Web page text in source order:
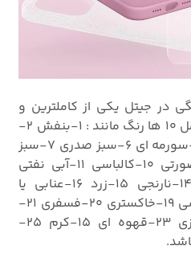
در جیتل یکی از کاملترین و
جامع ترین رنگ بندی ها شامل 10 ها رنگ مانند : 1-بنفش 2-
قرمز 3-سفید 4-مشکی 5-سورمه ای 6-سبز صدری 7-سبز
لجنی 8-سبز پسته ای 9-صورتی 10-کالباسی 11-آبی نفتی
12-آبی آسمانی 13-یاسی 14-نارنجی 15-زرد 16-عنابی یا
زرشکی 17-ارغوانی 18-طوسی 19-خاکستری 20-فسفری 21-
فیروزه ای 22-سبز کله غازی 23-قهوه ای 15-کرم 25-